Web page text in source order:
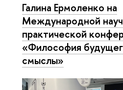
Галина Ермоленко на
Международной
практической
«Философия
смыслы»